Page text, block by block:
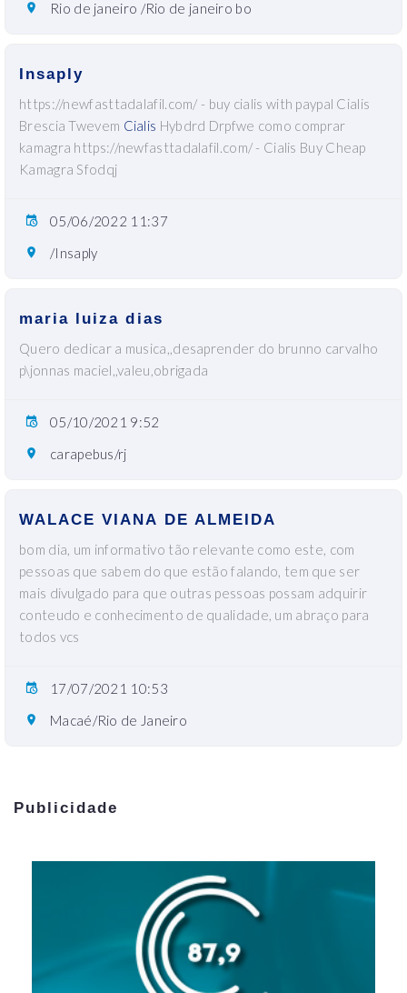
Rio de janeiro /Rio de janeiro bo
Insaply
https://newfasttadalafil.com/ - buy cialis with paypal Cialis
Brescia Twevem Cialis Hybdrd Drpfwe como comprar
kamagra https://newfasttadalafil.com/ - Cialis Buy Cheap
Kamagra Sfodqj
05/06/2022 11:37
/Insaply
maria luiza dias
Quero dedicar a musica,,desaprender do brunno carvalho
p\jonnas maciel,,valeu,obrigada
05/10/2021 9:52
carapebus/rj
WALACE VIANA DE ALMEIDA
bom dia, um informativo tão relevante como este, com
pessoas que sabem do que estão falando, tem que ser
mais divulgado para que outras pessoas possam adquirir
conteudo e conhecimento de qualidade, um abraço para
todos vcs
17/07/2021 10:53
Macaé/Rio de Janeiro
Publicidade